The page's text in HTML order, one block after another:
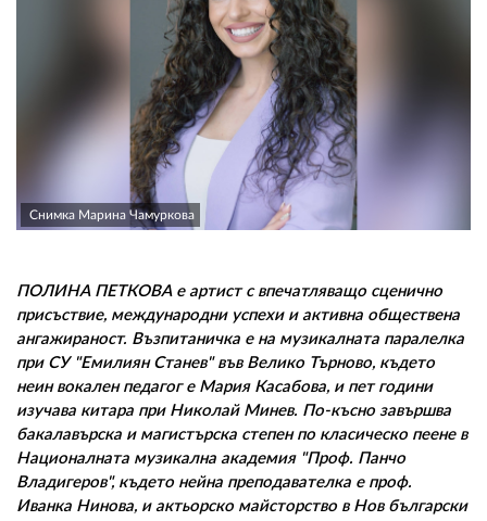
Снимка Марина Чамуркова
ПОЛИНА ПЕТКОВА е артист с впечатляващо сценично
присъствие, международни успехи и активна обществена
ангажираност. Възпитаничка е на музикалната паралелка
при СУ "Емилиян Станев" във Велико Търново, където
неин вокален педагог е Мария Касабова, и пет години
изучава китара при Николай Минев. По-късно завършва
бакалавърска и магистърска степен по класическо пеене в
Националната музикална академия "Проф. Панчо
Владигеров", където нейна преподавателка е проф.
Иванка Нинова, и актьорско майсторство в Нов български
УСЛОВИЯ ЗА ПОЛЗВАНЕ
ПОЛИТИКА ЗА БИСКВИТКИТЕ
ПОЛИТИКАТА ЗА
ПОВЕРИТЕЛНОСТ
02 975 20 35